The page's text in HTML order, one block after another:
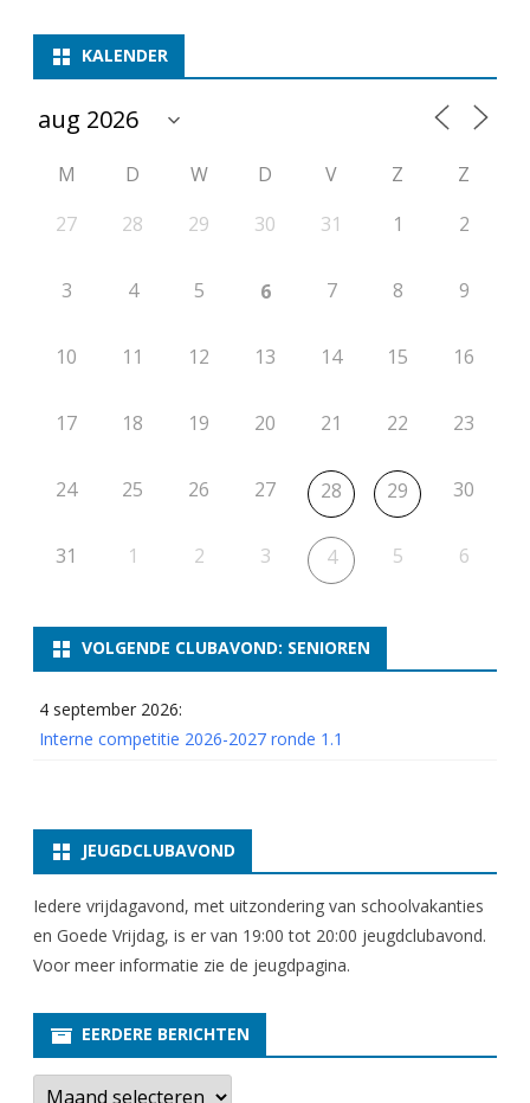
m
t
i
i
o
e
n
6
KALENDER
M D W D V Z
Z
27
28 29 30 31 1 2
3 4 5 6 7 8 9
10 11 12 13 14 15 16
17 18 19 20 21 22 23
24 25 26 27 28 29 30
31 1 2 3 4 5 6
VOLGENDE CLUBAVOND: SENIOREN
4 september 2026:
Interne competitie 2026-2027 ronde 1.1
JEUGDCLUBAVOND
Iedere vrijdagavond, met uitzondering van schoolvakanties
en Goede Vrijdag, is er van 19:00 tot 20:00 jeugdclubavond.
Voor meer informatie zie de jeugdpagina.
EERDERE BERICHTEN
E